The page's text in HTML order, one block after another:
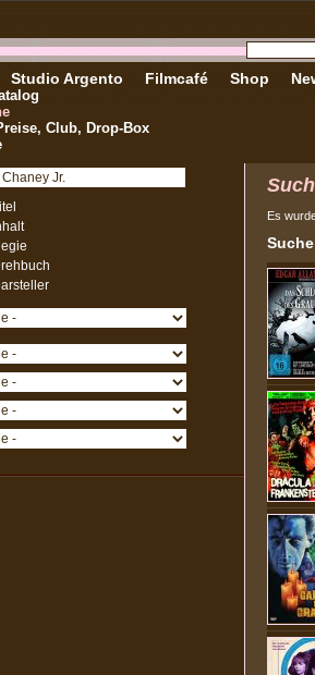
Club, Drop-Box
Studio Argento Filmcafé Shop
Es